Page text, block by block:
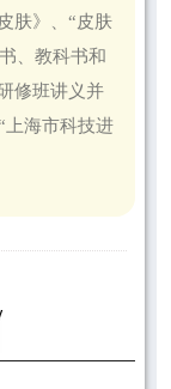
肤》、“皮肤
、教科书和
修班讲义并
上海市科技进